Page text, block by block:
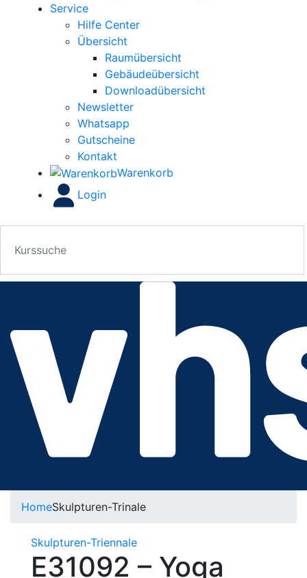
Service
Hilfe Center
Übersicht
Raumübersicht
Gebäudeübersicht
Downloadübersicht
Newsletter
Whatsapp
Gutscheine
Kontakt
Warenkorb
Login
HomeSkulpturen-Trinale
Skulpturen-Triennale
E31092 – Yoga